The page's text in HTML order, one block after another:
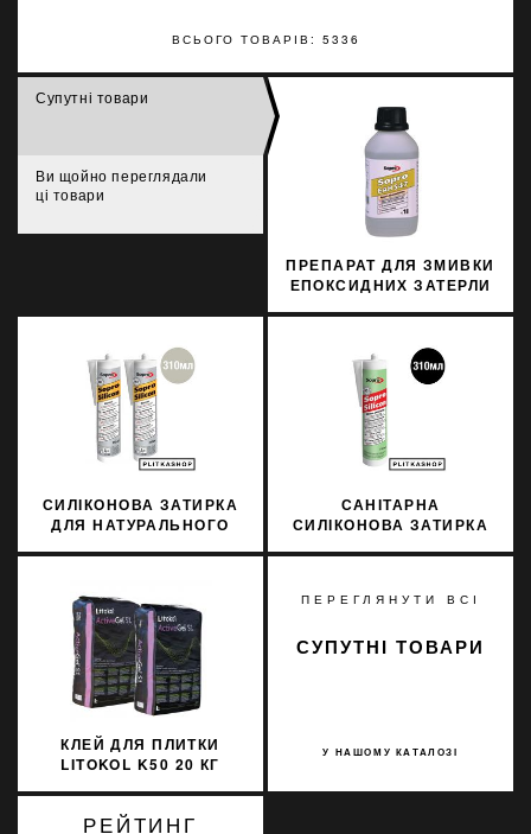
ВСЬОГО ТОВАРІВ: 5336
Супутні товари
Ви щойно переглядали
ці товари
ПРЕПАРАТ ДЛЯ ЗМИВКИ
ЕПОКСИДНИХ ЗАТЕРЛИ
СИЛІКОНОВА ЗАТИРКА
ДЛЯ НАТУРАЛЬНОГО
САНІТАРНА
СИЛІКОНОВА ЗАТИРКА
КЛЕЙ ДЛЯ ПЛИТКИ
LITOKOL K50 20 КГ
ПЕРЕГЛЯНУТИ ВСІ
У НАШОМУ КАТАЛОЗІ
СУПУТНІ ТОВАРИ
РЕЙТИНГ